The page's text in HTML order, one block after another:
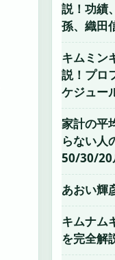
説！功績
孫、織田
キムミン
説！プロ
ケジュー
家計の平
らない人
50/30/20
あおい輝
キムナム
を完全解